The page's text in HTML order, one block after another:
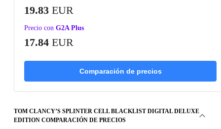
19.83 EUR
Precio con G2A Plus
17.84 EUR
Comparación de precios
TOM CLANCY’S SPLINTER CELL BLACKLIST DIGITAL DELUXE
EDITION COMPARACIÓN DE PRECIOS